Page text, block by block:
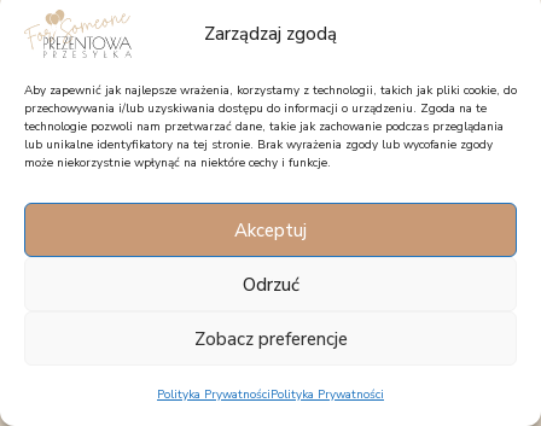
Zarządzaj zgodą
Aby zapewnić jak najlepsze wrażenia, korzystamy z technologii, takich jak pliki cookie, do
przechowywania i/lub uzyskiwania dostępu do informacji o urządzeniu. Zgoda na te
technologie pozwoli nam przetwarzać dane, takie jak zachowanie podczas przeglądania
lub unikalne identyfikatory na tej stronie. Brak wyrażenia zgody lub wycofanie zgody
może niekorzystnie wpłynąć na niektóre cechy i funkcje.
Akceptuj
Odrzuć
Zobacz preferencje
Polityka PrywatnościPolityka Prywatności
+48 735 843 843
pon. - pt. 7:00 - 15:00
kontakt@forsomeone.pl
forsomeone.pl